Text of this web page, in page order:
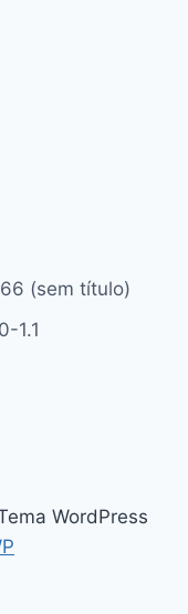
(sem título)
1.1
WordPress